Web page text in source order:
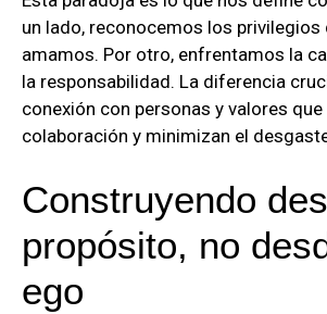
un lado, reconocemos los privilegios
amamos. Por otro, enfrentamos la
la responsabilidad. La diferencia
conexión con personas y valores
colaboración y minimizan el
Construyendo
propósito, no
ego